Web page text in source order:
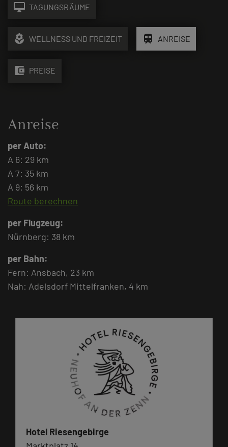
desktop_mac TAGUNGSRÄUME
local_florist WELLNESS UND FREIZEIT train ANREISE
account_balance_wallet PREISE
Anreise
per Auto:
A 6: 29 km
A 7: 35 km
A 9: 56 km
Route berechnen
per Flugzeug:
Nürnberg: 38 km
per Bahn:
Fern: Ansbach, 23 km
Nah: Adelsdorf Mittelfranken, 4 km
Hotel Riesengebirge